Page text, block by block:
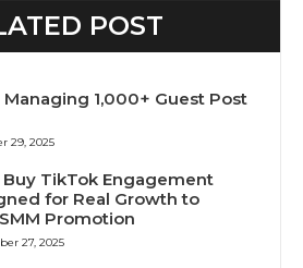
POST
1,000+ Guest Post
29, 2025
Buy TikTok Engagement
for Real Growth to
Promotion
27, 2025